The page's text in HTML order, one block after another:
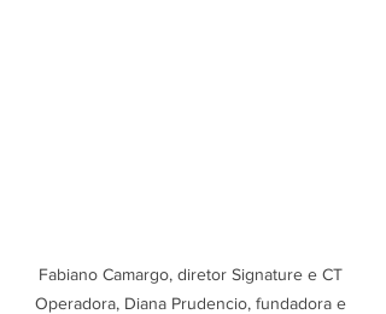
Fabiano Camargo, diretor Signature e CT
Operadora, Diana Prudencio, fundadora e